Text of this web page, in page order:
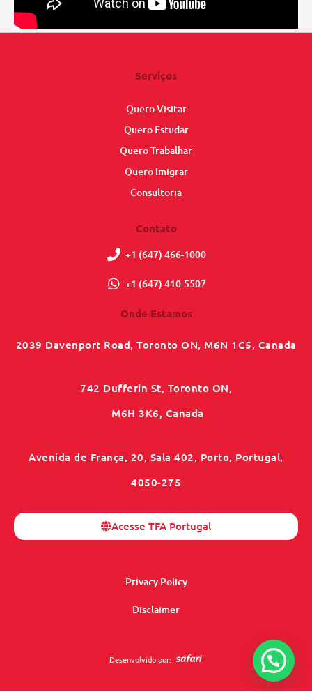
Serviços
Quero Visitar
Quero Estudar
Quero Trabalhar
Quero Imigrar
Consultoria
Contato
+1 (647) 466-1000
+1 (647) 410-5507
Onde Estamos
2039 Davenport Road, Toronto ON, M6N 1C5, Canada
742 Dufferin St, Toronto ON,
M6H 3K6, Canada
Avenida de França, 20, Sala 402, Porto, Portugal,
4050-275
Acesse TFA Portugal
Privacy Policy
Disclaimer
Desenvolvido por: